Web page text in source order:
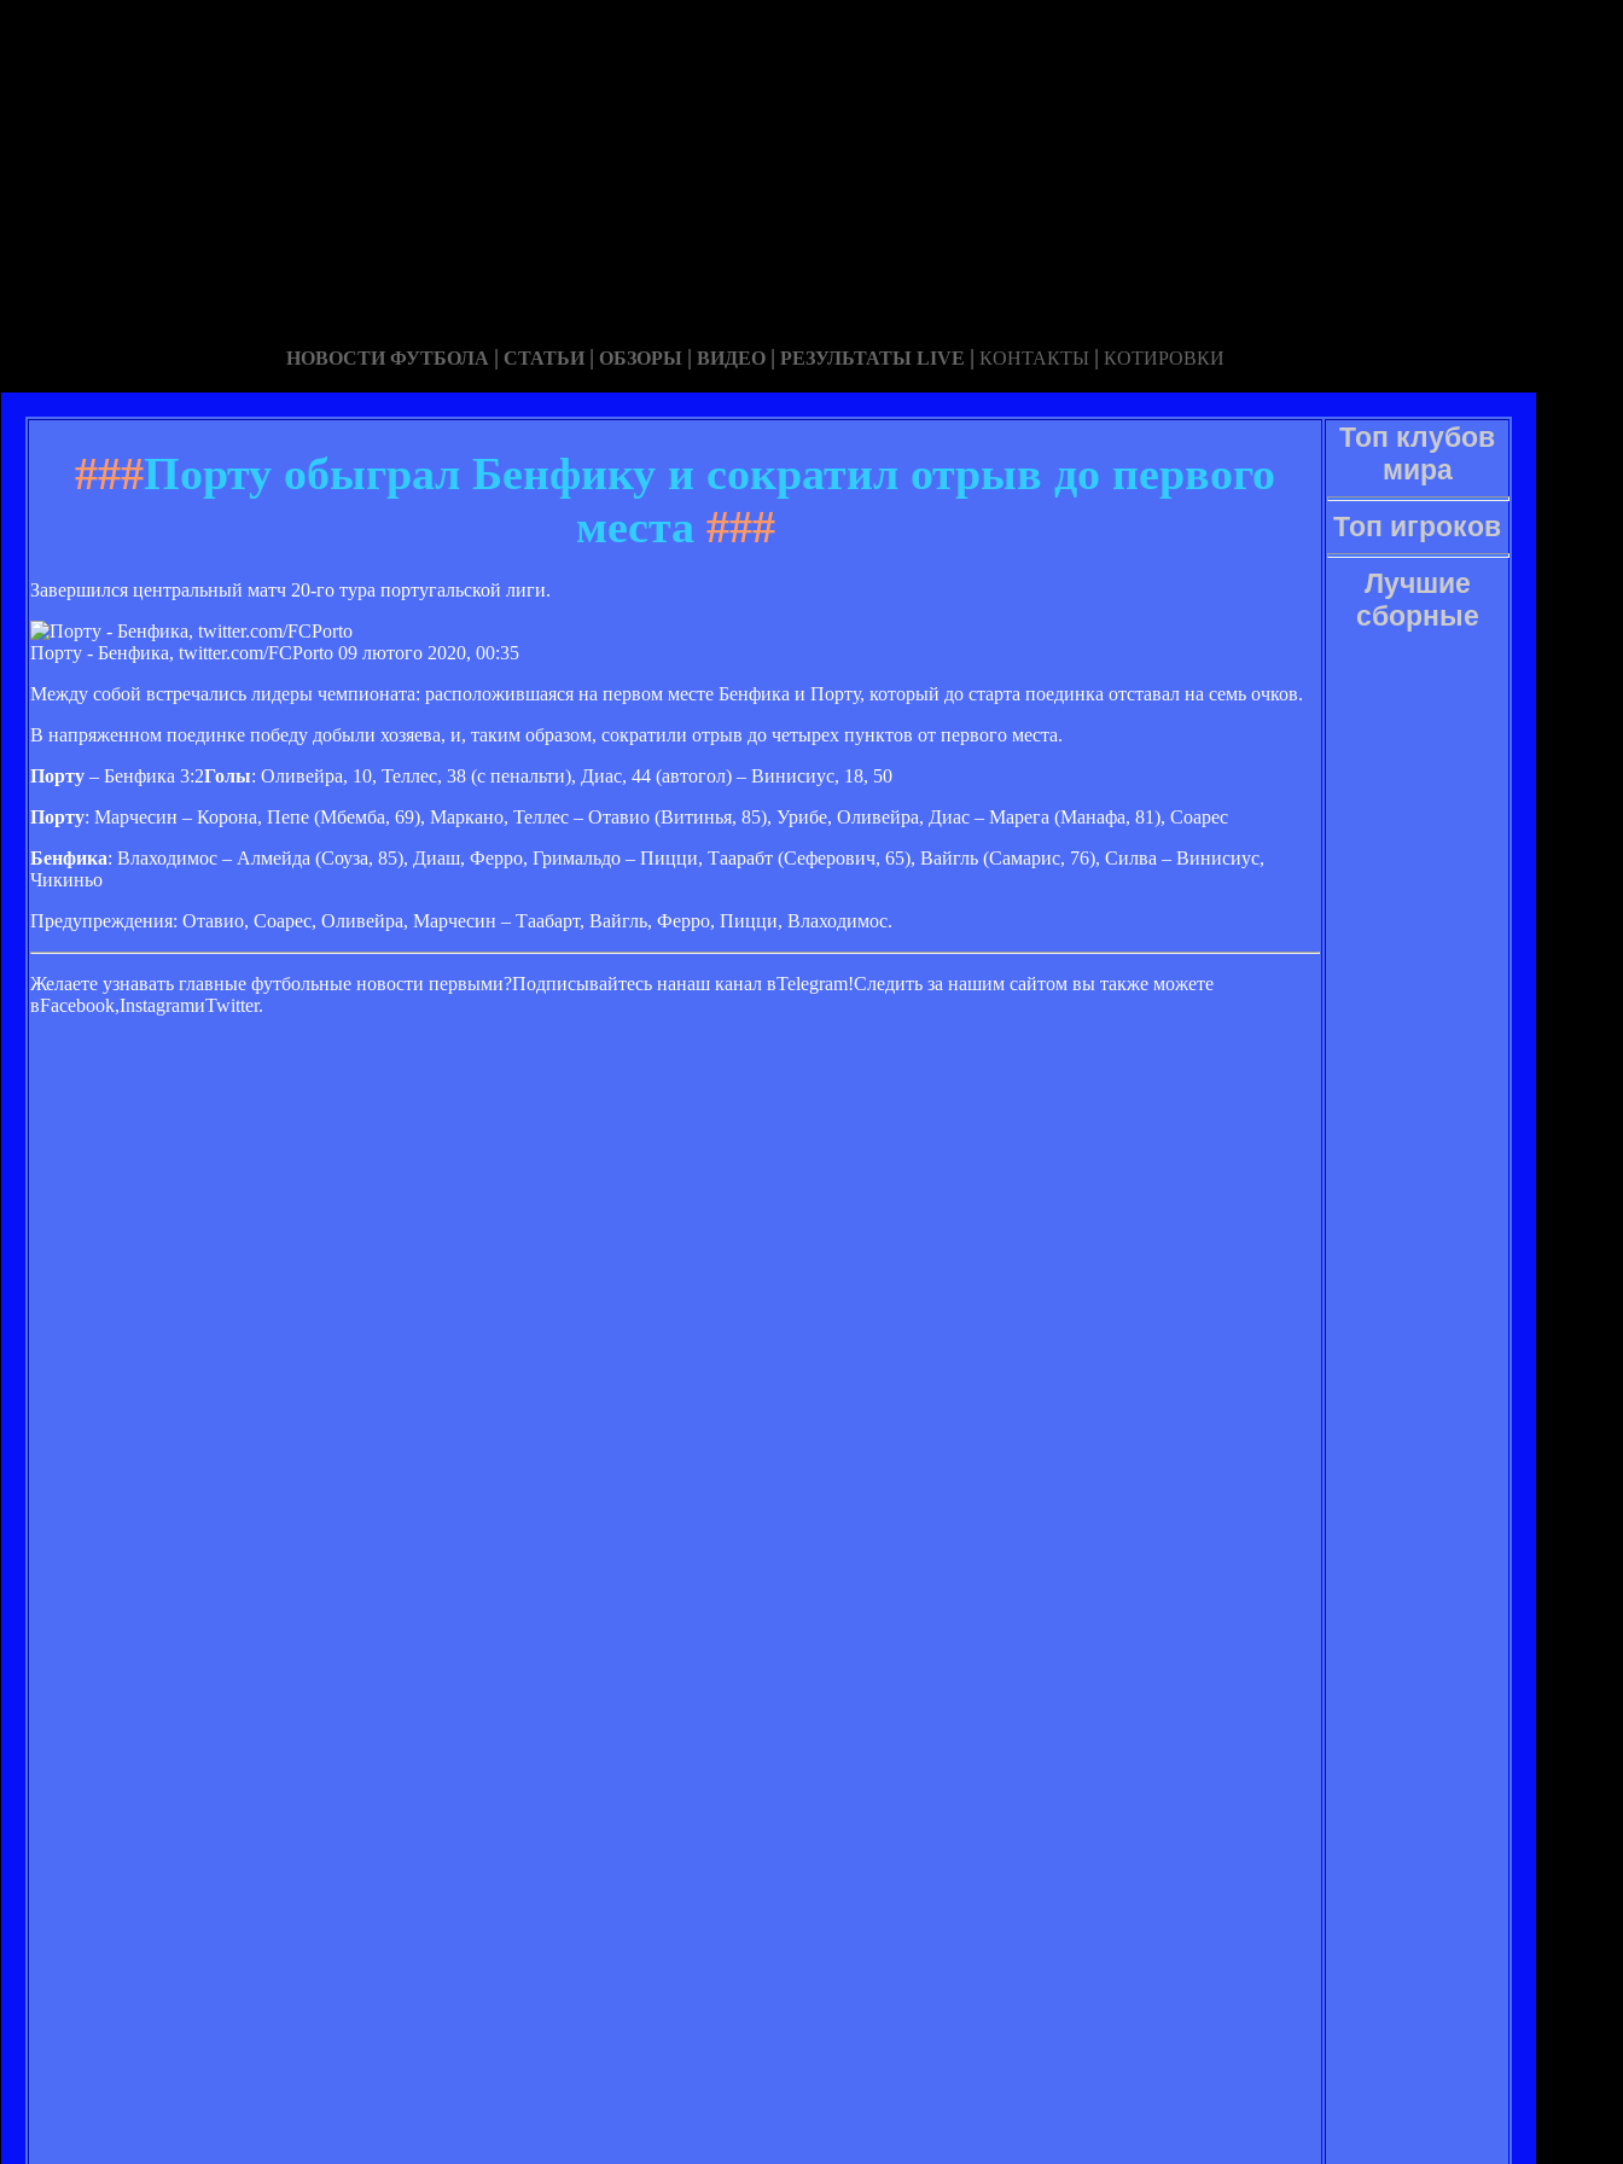
НОВОСТИ ФУТБОЛА | СТАТЬИ | ОБЗОРЫ | ВИДЕО | РЕЗУЛЬТАТЫ LIVE | КОНТАКТЫ | КОТИРОВКИ
###Порту обыграл Бенфику и сократил отрыв до первого
места###
Завершился центральный матч 20-го тура португальской лиги.
Порту - Бенфика, twitter.com/FCPorto 09 лютого 2020, 00:35
Между собой встречались лидеры чемпионата: расположившаяся на первом месте Бенфика и Порту, который до старта поединка отставал на семь очков.
В напряженном поединке победу добыли хозяева, и, таким образом, сократили отрыв до четырех пунктов от первого места.
Порту – Бенфика 3:2Голы: Оливейра, 10, Теллес, 38 (с пенальти), Диас, 44 (автогол) – Винисиус, 18, 50
Порту: Марчесин – Корона, Пепе (Мбемба, 69), Маркано, Теллес – Отавио (Витинья, 85), Урибе, Оливейра, Диас – Марега (Манафа, 81), Соарес
Бенфика: Влаходимос – Алмейда (Соуза, 85), Диаш, Ферро, Гримальдо – Пицци, Таарабт (Сеферович, 65), Вайгль (Самарис, 76), Силва – Винисиус,
Чикиньо
Предупреждения: Отавио, Соарес, Оливейра, Марчесин – Таабарт, Вайгль, Ферро, Пицци, Влаходимос.
Желаете узнавать главные футбольные новости первыми?Подписывайтесь нанаш канал вTelegram!Следить за нашим сайтом вы также можете
вFacebook,InstagramиTwitter.
Топ клубов
мира
Топ игроков
Лучшие
сборные